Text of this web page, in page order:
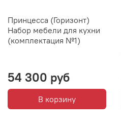
Принцесса (Горизонт)
Набор мебели для кухни
(комплектация №1)
54 300 руб
В корзину